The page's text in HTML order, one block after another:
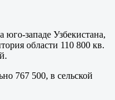
юго-западе Узбекистана,
области 110 800 кв.
767 500, в сельской